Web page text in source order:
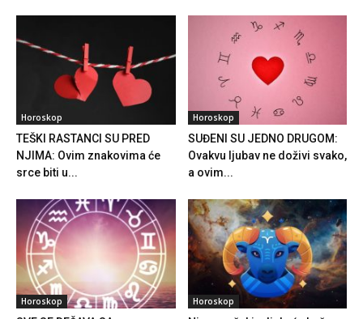
Horoskop
TEŠKI RASTANCI SU PRED
NJIMA: Ovim znakovima će
srce biti u...
Horoskop
SUĐENI SU JEDNO DRUGOM:
Ovakvu ljubav ne doživi svako,
a ovim...
Horoskop Horoskop